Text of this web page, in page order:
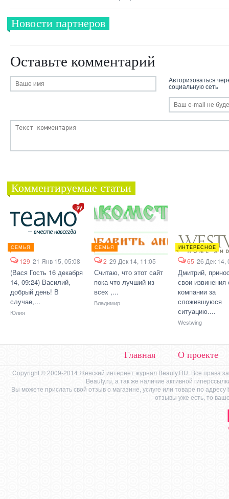
Новости партнеров
Оставьте комментарий
Авторизоваться
социальную сеть
Комментируемые статьи
СЕМЬЯ
129 21 Янв 15, 05:08
(Вася Гость 16 декабря
14, 09:24) Василий,
добрый день! В
случае,...
Юлия
СЕМЬЯ
2 29 Дек 14, 11:05
Считаю, что этот сайт
пока что лучший из
всех ,...
Владимир
ИНТЕРЕСНОЕ
65 26 Дек 14,
Дмитрий,
свои извинения
компании за
сложившуюся
ситуацию....
Westwing
Главная О проекте
Copyright © 2009-2014 Женский интернет журнал Beauly.RU. Все права
Beauly.ru, а так же наличие активной
Вы можете прислать свой отзыв о магазине, услуге или товаре по адресу
отзывы уже есть, то